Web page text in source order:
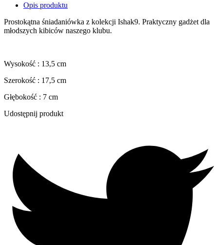
Opis produktu
Prostokątna śniadaniówka z kolekcji Ishak9. Praktyczny gadżet dla
młodszych kibiców naszego klubu.
Wysokość : 13,5 cm
Szerokość : 17,5 cm
Głębokość : 7 cm
Udostępnij produkt